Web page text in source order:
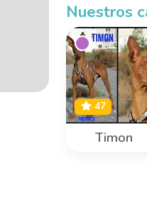
Nuestros
47
Timon